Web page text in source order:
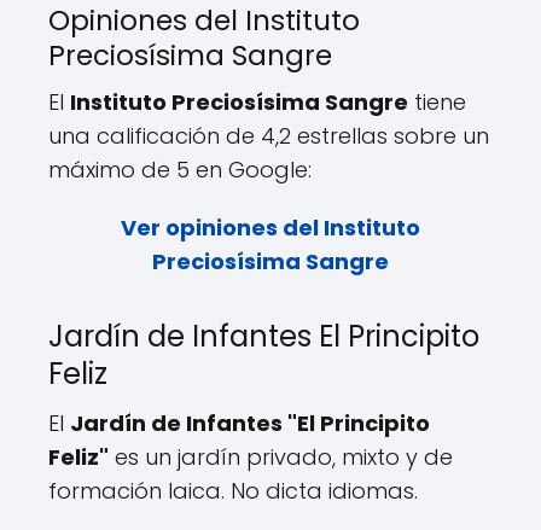
Opiniones del Instituto
Preciosísima Sangre
El Instituto Preciosísima Sangre tiene
una calificación de 4,2 estrellas sobre un
máximo de 5 en Google:
Ver opiniones del Instituto
Preciosísima Sangre
Jardín de Infantes El Principito
Feliz
El Jardín de Infantes "El Principito
Feliz" es un jardín privado, mixto y de
formación laica. No dicta idiomas.